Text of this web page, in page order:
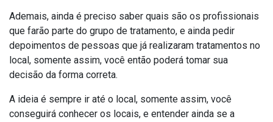
Ademais, ainda é preciso saber quais são os profissionais
que farão parte do grupo de tratamento, e ainda pedir
depoimentos de pessoas que já realizaram tratamentos no
local, somente assim, você então poderá tomar sua
decisão da forma correta.
A ideia é sempre ir até o local, somente assim, você
conseguirá conhecer os locais, e entender ainda se a